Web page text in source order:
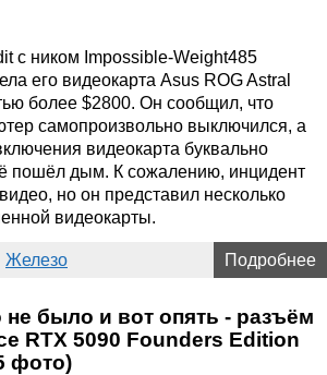
с ником Impossible-Weight485
его видеокарта Asus ROG Astral
более $2800. Он сообщил, что
самопроизвольно выключился, а
видеокарта буквально
пошёл дым. К сожалению, инцидент
но он представил несколько
видеокарты.
Железо Подробнее
не было и вот опять - разъём
RTX 5090 Founders Edition
фото)